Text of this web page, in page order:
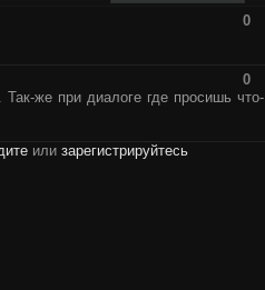
0
0
же при диалоге где просишь что-
или зарегистрируйтесь